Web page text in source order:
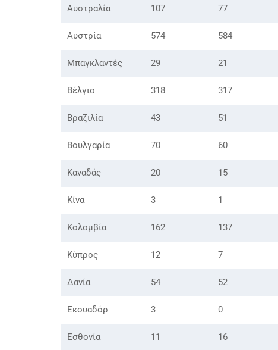
Αυστραλία 107 77
Αυστρία 574 584
Μπαγκλαντές 29 21
Βέλγιο 318 317
Βραζιλία 43 51
Βουλγαρία 70 60
Καναδάς 20 15
Κίνα 3 1
Κολομβία 162 137
Κύπρος 12 7
Δανία 54 52
Εκουαδόρ 3 0
Εσθονία 11 16